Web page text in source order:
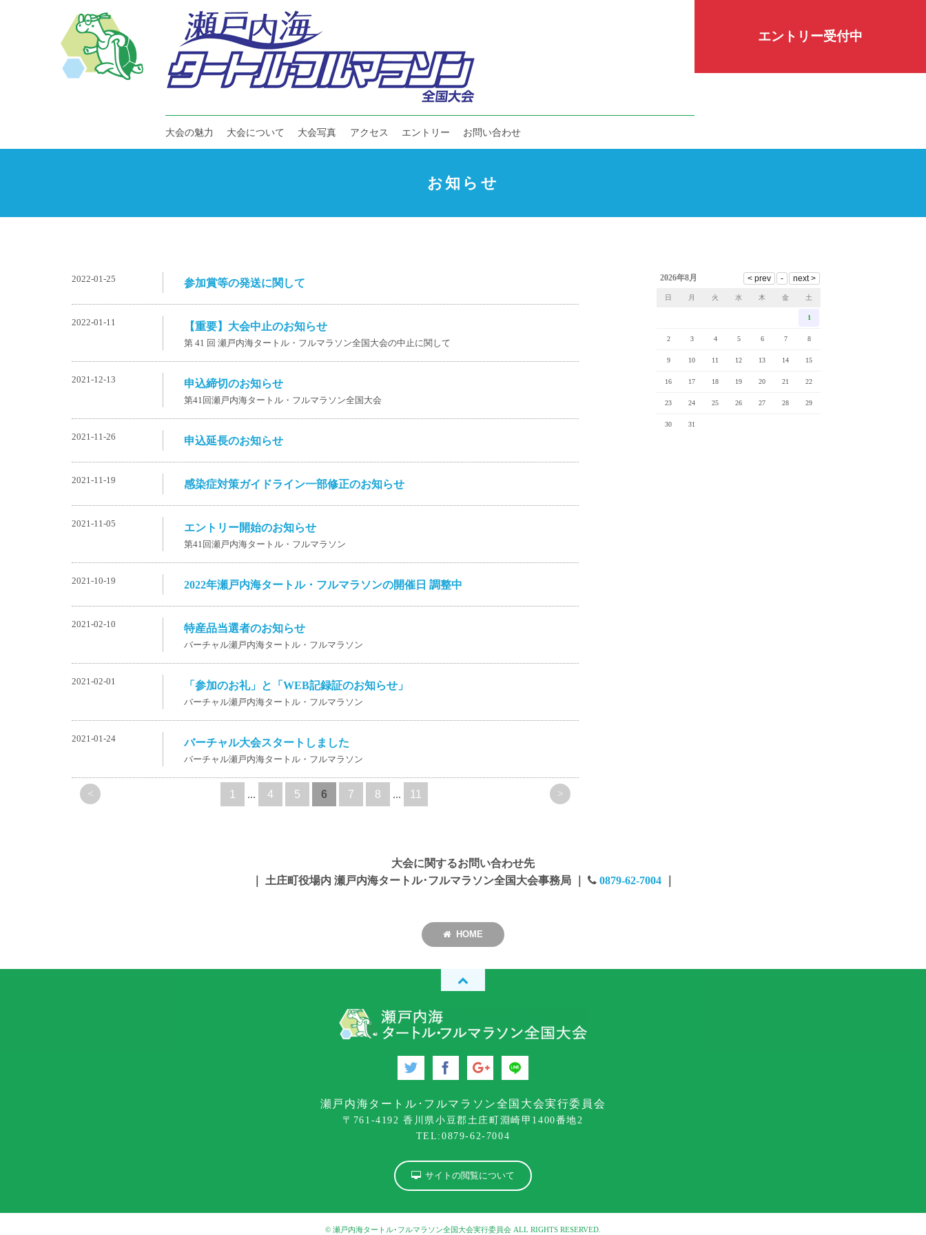
大会の魅力 大会について 大会写真 アクセス エントリー お問い合わせ
エントリー受付中
お知らせ
2022-01-25 参加賞等の発送に関して
2022-01-11 【重要】大会中止のお知らせ
第 41 回 瀬戸内海タートル・フルマラソン全国大会の中止に関して
2021-12-13 申込締切のお知らせ
第41回瀬戸内海タートル・フルマラソン全国大会
2021-11-26 申込延長のお知らせ
2021-11-19 感染症対策ガイドライン一部修正のお知らせ
2021-11-05 エントリー開始のお知らせ
第41回瀬戸内海タートル・フルマラソン
2021-10-19 2022年瀬戸内海タートル・フルマラソンの開催日 調整中
2021-02-10 特産品当選者のお知らせ
バーチャル瀬戸内海タートル・フルマラソン
2021-02-01 「参加のお礼」と「WEB記録証のお知らせ」
バーチャル瀬戸内海タートル・フルマラソン
2021-01-24 バーチャル大会スタートしました
バーチャル瀬戸内海タートル・フルマラソン
< 1 ... 4 5 6 7 8 ... 11 >
2026年8月
日 月 火 水 木 金 土
1
2 3 4 5 6 7 8
9 10 11 12 13 14 15
16 17 18 19 20 21 22
23 24 25 26 27 28 29
30 31
大会に関するお問い合わせ先
｜ 土庄町役場内 瀬戸内海タートル･フルマラソン全国大会事務局 ｜
0879-62-7004｜
HOME
瀬戸内海タートル･フルマラソン全国大会実行委員会
〒761-4192 香川県小豆郡土庄町淵崎甲1400番地2
TEL:0879-62-7004
サイトの閲覧について
© 瀬戸内海タートル･フルマラソン全国大会実行委員会 ALL RIGHTS RESERVED.